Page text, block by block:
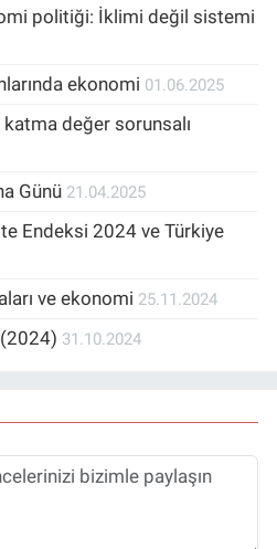
politiği: İklimi değil sistemi
ekonomi 01.06.2025
değer sorunsalı
Günü 21.04.2025
Endeksi 2024 ve Türkiye
ve ekonomi 25.11.2024
31.10.2024